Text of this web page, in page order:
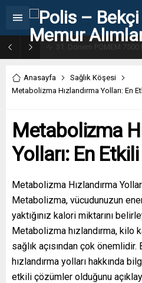
Anasayfa
Sağlık Köşesi
Metabolizma Hızlandırma Yolları: En
Metabolizma
Yolları: En
Metabolizma Hızlandırma
Metabolizma, vücudunuzun
yaktığınız kalori miktarını
Metabolizma hızlandırma, kilo
sağlık açısından çok
hızlandırma yolları hakkında
etkili çözümler olduğunu